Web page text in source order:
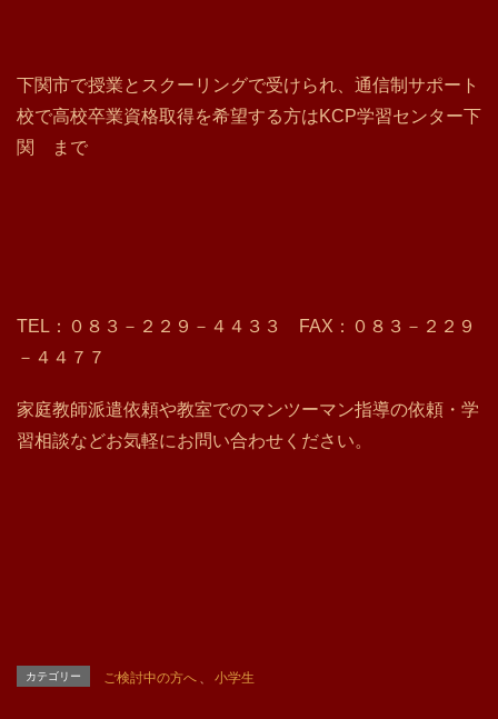
下関市で授業とスクーリングで受けられ、通信制サポート
校で高校卒業資格取得を希望する方はKCP学習センター下
関 まで
TEL：０８３－２２９－４４３３ FAX：０８３－２２９
－４４７７
家庭教師派遣依頼や教室でのマンツーマン指導の依頼・学
習相談などお気軽にお問い合わせください。
カテゴリー ご検討中の方へ 、 小学生